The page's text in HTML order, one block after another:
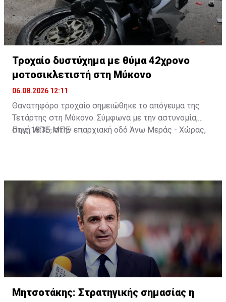
Τροχαίο δυστύχημα με θύμα 42χρονο
μοτοσικλετιστή στη Μύκονο
06.08.2026 12:11
Θανατηφόρο τροχαίο σημειώθηκε το απόγευμα της
Τετάρτης στη Μύκονο. Σύμφωνα με την αστυνομία,
στις 18:35, στην επαρχιακή οδό Άνω Μεράς - Χώρας,
25χρονος. Από τη σύγκρουση ο 42χρονος
τραυματίστηκε θανάσιμα. Τα αίτια του δυστυχήματος
διερευνώνται από την Υποδιεύθυνση Αστυνομίας
Μυκόνου.
Πηγή: ΑΠΕ-ΜΠΕ
Μητσοτάκης: Στρατηγικής σημασίας η